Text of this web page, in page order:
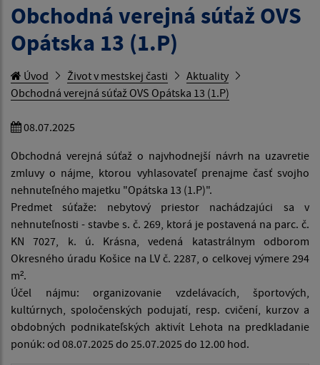
Obchodná verejná súťaž OVS
Opátska 13 (1.P)
Úvod Život v mestskej časti
Aktuality
Obchodná verejná súťaž OVS Opátska 13 (1.P)
08.07.2025
Obchodná verejná súťaž o najvhodnejší návrh na uzavretie
zmluvy o nájme, ktorou vyhlasovateľ prenajme časť svojho
nehnuteľného majetku "Opátska 13 (1.P)".
Predmet súťaže: nebytový priestor nachádzajúci sa v
nehnuteľnosti - stavbe s. č. 269, ktorá je postavená na parc. č.
KN 7027, k. ú. Krásna, vedená katastrálnym odborom
Okresného úradu Košice na LV č. 2287, o celkovej výmere 294
m².
Účel nájmu: organizovanie vzdelávacích, športových,
kultúrnych, spoločenských podujatí, resp. cvičení, kurzov a
obdobných podnikateľských aktivít Lehota na predkladanie
ponúk: od 08.07.2025 do 25.07.2025 do 12.00 hod.